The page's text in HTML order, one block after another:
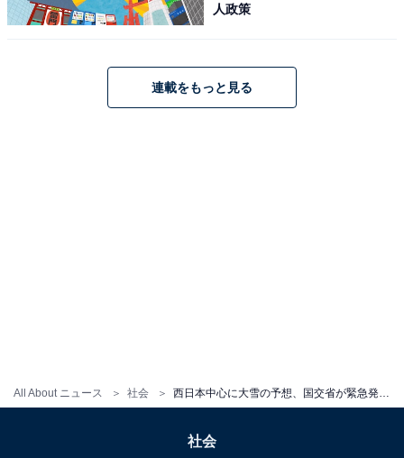
All About ニュース 社会
トラブルへの対処方法を紹介している。
人政策
連載をもっと見る
社会